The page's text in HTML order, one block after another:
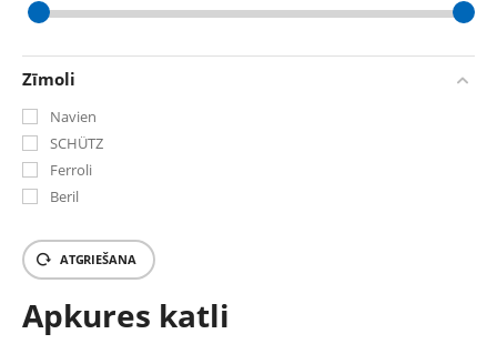
0 16452.98
Zīmoli
Navien
SCHÜTZ
Ferroli
Beril
ATGRIEŠANA
Apkures katli